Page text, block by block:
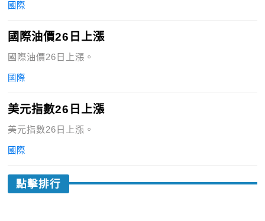
國際
國際油價26日上漲
國際油價26日上漲。
國際
美元指數26日上漲
美元指數26日上漲。
國際
點擊排行